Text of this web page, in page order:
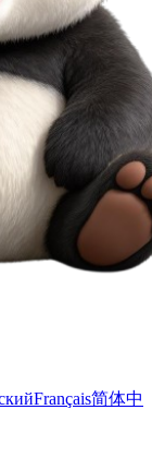
Français简体中